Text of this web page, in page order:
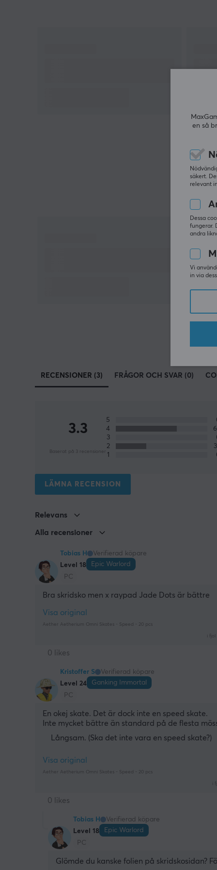
RECENSIONER (3) FRÅGOR OCH SVAR (0)
3.3
Baserat på 3 recensioner
5
4
3
2
1
LÄMNA RECENSION
Relevans
Alla recensioner
Tobias H
Verifierad köpare
Level 18
Epic Warlord
PC
Bra skridsko men x raypad Jade Dots är bättre
Visa original
Aether Aetherium Omni Skates - Speed - 20 pcs
0 likes
Kristoffer S
Verifierad köpare
Level 24
Ganking Immortal
PC
En okej skate. Det är dock inte en speed skate.
Inte mycket bättre än standard på de flesta
Långsam. (Ska det inte vara en speed skate?)
Visa original
Aether Aetherium Omni Skates - Speed - 20 pcs
0 likes
Tobias H
Verifierad köpare
Level 18
Epic Warlord
PC
Glömde du kanske folien på skridskosidan?
en så
säkert.
relevant
Dessa
fungerar.
andra
Vi
in via